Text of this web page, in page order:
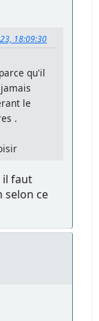
18:09:30
qu'il
le
.
il faut
selon ce